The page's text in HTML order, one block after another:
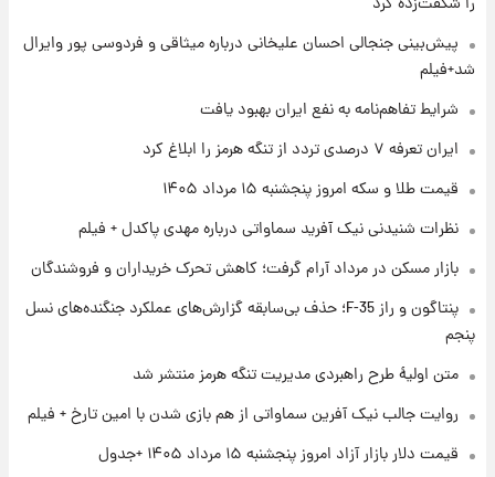
۱ روز پیش
۱ روز پیش
ارزش سهام عدالت برای امروز چهارشنبه ۱۴ مرداد
آغاز طرح جدید فروش مشارکت در تولید سایپا؛
سود مشارکت چند درصد است؟
پیش‌بینی جنجالی احسان علیخانی درباره میثاقی و فردوسی پور وایرال
شد+فیلم
شرایط تفاهم‌نامه به نفع ایران بهبود یافت
ایران تعرفه ۷ درصدی تردد از تنگه هرمز را ابلاغ کرد
قیمت طلا و سکه امروز پنجشنبه ۱۵ مرداد ۱۴۰۵
نظرات شنیدنی نیک آفرید سماواتی درباره مهدی پاکدل + فیلم
بازار مسکن در مرداد آرام گرفت؛ کاهش تحرک خریداران و فروشندگان
پنتاگون و راز F-35؛ حذف بی‌سابقه گزارش‌های عملکرد جنگنده‌های نسل
پنجم
متن اولیۀ طرح راهبردی مدیریت تنگه هرمز منتشر شد
روایت جالب نیک آفرین سماواتی از هم بازی شدن با امین تارخ + فیلم
قیمت دلار بازار آزاد امروز پنجشنبه ۱۵ مرداد ۱۴۰۵ +جدول